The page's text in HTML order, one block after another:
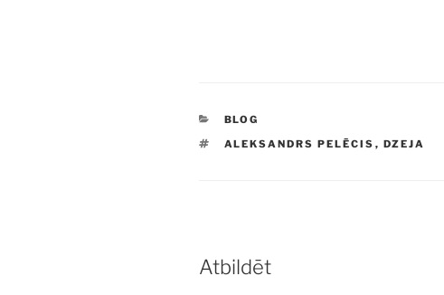
KATEGORIJAS
BLOG
BIRKAS
ALEKSANDRS PELĒCIS , DZEJA
Atbildēt